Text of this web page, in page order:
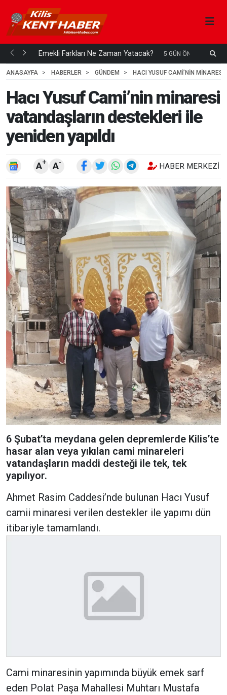
mi... Emekli Farkları Ne Zaman Yatacak? 5 GÜN ÖNCE
ANASAYFA
HABERLER GÜNDEM HACI YUSUF CAMI’NIN
Hacı Yusuf Cami’nin minaresi
vatandaşların destekleri ile
yeniden yapıldı
A+ A- HABER MERKEZI
6 Şubat’ta meydana gelen depremlerde Kilis’te
hasar alan veya yıkılan cami minareleri
vatandaşların maddi desteği ile tek, tek
yapılıyor.
Ahmet Rasim Caddesi’nde bulunan Hacı Yusuf
camii minaresi verilen destekler ile yapımı dün
itibariyle tamamlandı.
Cami minaresinin yapımında büyük emek sarf
eden Polat Paşa Mahallesi Muhtarı Mustafa